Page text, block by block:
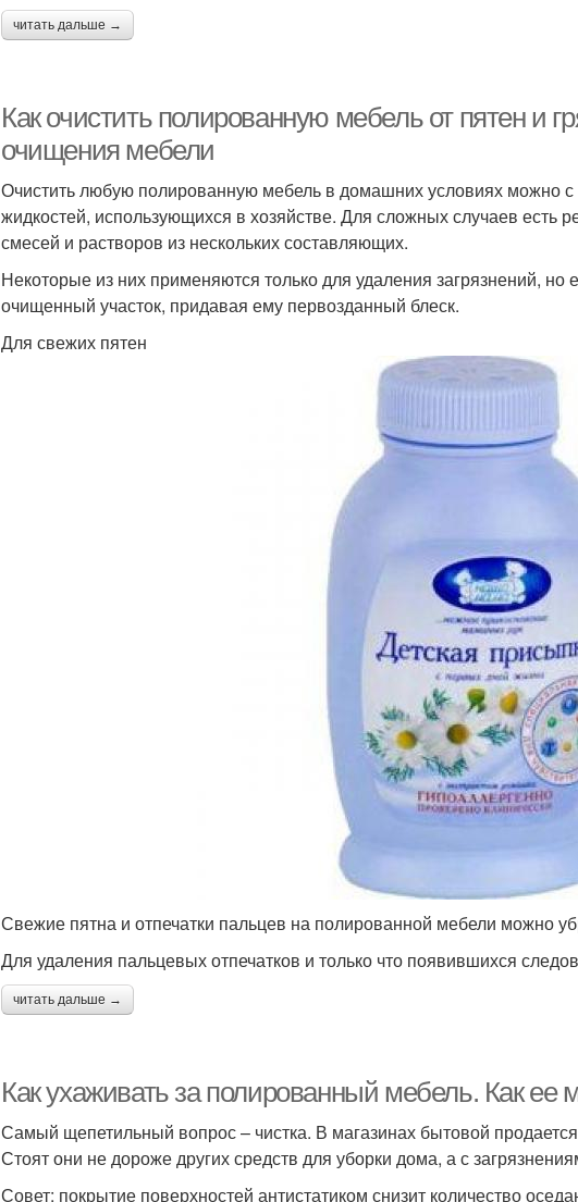
читать дальше →
Как очистить полированную мебель от пятен и
очищения мебели
Очистить любую полированную мебель в домашних условиях можно
жидкостей, использующихся в хозяйстве. Для сложных случаев есть
смесей и растворов из нескольких составляющих.
Некоторые из них применяются только для удаления загрязнений,
очищенный участок, придавая ему первозданный блеск.
Для свежих пятен
Свежие пятна и отпечатки пальцев на полированной мебели можно
Для удаления пальцевых отпечатков и только что появившихся
читать дальше →
Как ухаживать за полированный мебель. Как ее
Самый щепетильный вопрос – чистка. В магазинах бытовой
Стоят они не дороже других средств для уборки дома, а с
Совет: покрытие поверхностей антистатиком снизит количество